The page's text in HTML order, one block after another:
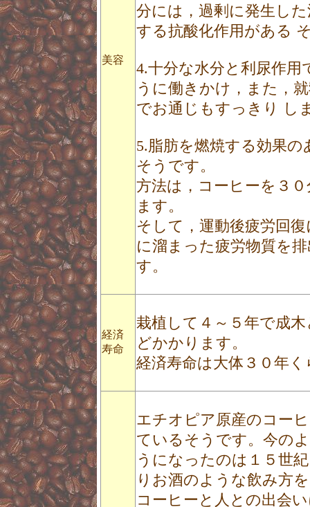
美容
分には，過剰に発生し
する抗酸化作用がある
4.十分な水分と利尿作
うに働きかけ，また，
でお通じもすっきり し
5.脂肪を燃焼する効果
そうです。
方法は，コーヒーを３
ます。
そして，運動後疲労回
に溜まった疲労物質を
す。
経済
寿命
栽植して４～５年で成
どかかります。
経済寿命は大体３０年
エチオピア原産のコー
ているそうです。今の
うになったのは１５世
りお酒のような飲み方
コーヒーと人との出会